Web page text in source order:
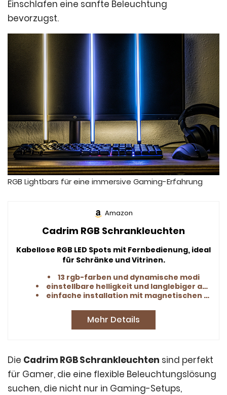
Einschlafen eine sanfte Beleuchtung
bevorzugst.
RGB Lightbars für eine immersive Gaming-Erfahrung
Amazon
Cadrim RGB Schrankleuchten
Kabellose RGB LED Spots mit Fernbedienung, ideal
für Schränke und Vitrinen.
13 rgb-farben und dynamische modi
einstellbare helligkeit und langlebiger akku
einfache installation mit magnetischen klebelaschen
Mehr Details
Die Cadrim RGB Schrankleuchten sind perfekt
für Gamer, die eine flexible Beleuchtungslösung
suchen, die nicht nur in Gaming-Setups,